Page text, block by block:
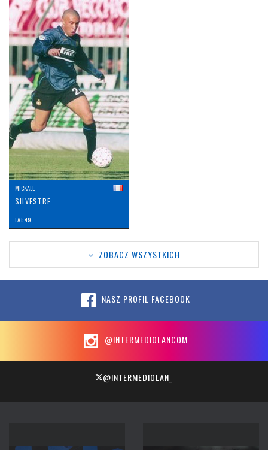
MICKAEL
SILVESTRE
LAT: 49
ZOBACZ WSZYSTKICH
NASZ PROFIL FACEBOOK
@INTERMEDIOLANCOM
@INTERMEDIOLAN_